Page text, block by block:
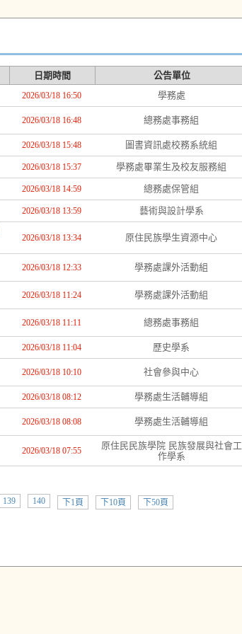
日期時間 公告單位
2026/03/18 16:50 學務處
2026/03/18 16:48 總務處事務組
2026/03/18 15:48 圖書資訊處校務系統組
2026/03/18 15:37 學務處畢業生及校友服務組
2026/03/18 14:59 總務處保管組
2026/03/18 13:59 藝術與設計學系
2026/03/18 13:34 原住民族學生資源中心
2026/03/18 12:33 學務處課外活動組
2026/03/18 11:24 學務處課外活動組
2026/03/18 11:11 總務處事務組
2026/03/18 11:04 歷史學系
2026/03/18 10:10 社會參與中心
2026/03/18 08:12 學務處生活輔導組
2026/03/18 08:08 學務處生活輔導組
2026/03/18 07:55
原住民民族學院 民族發展與社會工
作學系
139 140 下1頁 下10頁 下50頁